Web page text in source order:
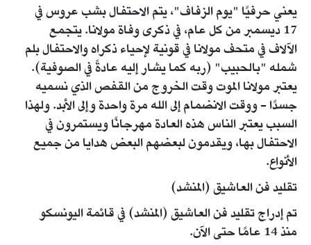
يعني حرفيًا "يوم الزفاف"، يتم الاحتفال بشب عروس في
17 ديسمبر من كل عام، في ذكرى وفاة مولانا. يتجمع
الآلاف في متحف مولانا في قونية لإحياء ذكراه والاحتفال بلم
شمله "بالحبيب" (ربه كما يشار إليه عادةً في الصوفية).
يعتبر مولانا الموت وقت الخروج من القفص الذي نسميه
جسدًا - ووقت الانضمام إلى الله مرة واحدة وإلى الأبد. ولهذا
السبب يعتبر الناس هذه العادة مهرجانًا ويستمرون في
الاحتفال بها، ويقدمون لبعضهم البعض هدايا من جميع
الأنواع.
تقليد فن العاشيق (المنشد)
تم إدراج تقليد فن العاشيق (المنشد) في قائمة اليونسكو
منذ 14 عامًا حتى الآن.